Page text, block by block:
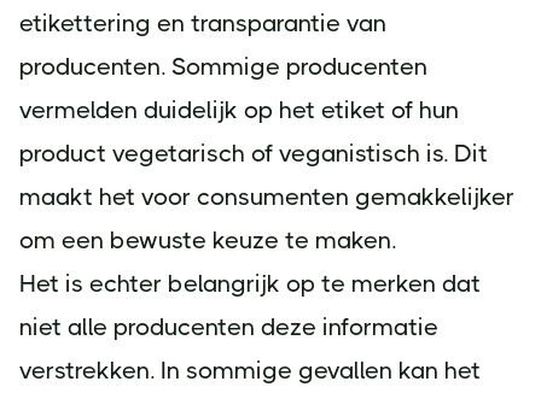
etikettering en transparantie van
producenten. Sommige producenten
vermelden duidelijk op het etiket of hun
product vegetarisch of veganistisch is. Dit
maakt het voor consumenten gemakkelijker
om een bewuste keuze te maken.
Het is echter belangrijk op te merken dat
niet alle producenten deze informatie
verstrekken. In sommige gevallen kan het